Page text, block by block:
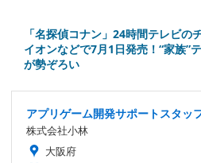
「名探偵コナン」24時間テレビの
イオンなどで7月1日発売！“家族”
が勢ぞろい
アプリゲーム開発サポートスタッ
株式会社小林
大阪府